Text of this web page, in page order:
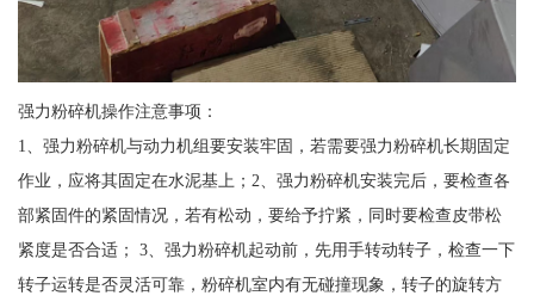
强力粉碎机操作注意事项：
1、强力粉碎机与动力机组要安装牢固，若需要强力粉碎机长期固定
作业，应将其固定在水泥基上；2、强力粉碎机安装完后，要检查各
部紧固件的紧固情况，若有松动，要给予拧紧，同时要检查皮带松
紧度是否合适； 3、强力粉碎机起动前，先用手转动转子，检查一下
转子运转是否灵活可靠，粉碎机室内有无碰撞现象，转子的旋转方